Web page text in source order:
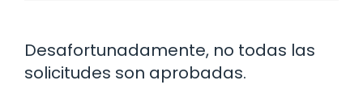
Desafortunadamente, no todas las
solicitudes son aprobadas.